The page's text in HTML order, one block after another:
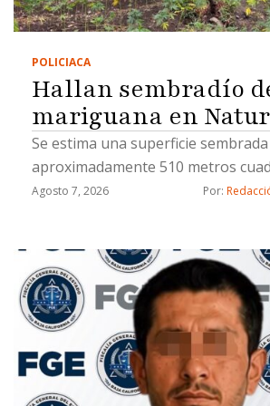
POLICIACA
Hallan sembradío
mariguana en
Se estima una superficie
aproximadamente 510 metros
Agosto 7, 2026 Por: